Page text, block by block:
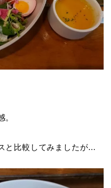
。
と比較してみましたが…